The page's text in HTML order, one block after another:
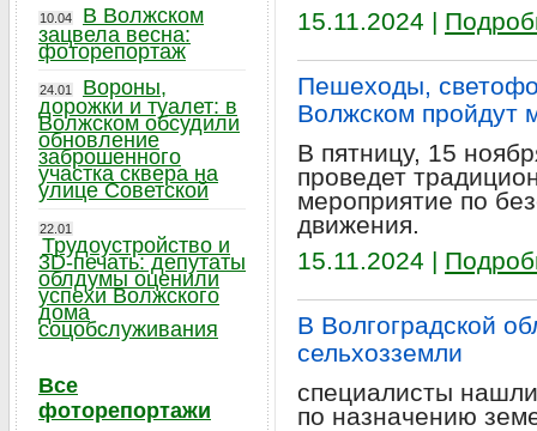
15.11.2024 |
Пешеходы,
Волжском пройдут
В пятницу, 15
проведет
мероприятие по
движения.
15.11.2024 |
В Волгоградской
сельхозземли
специалисты
по назначению
10.04
В Волжском
зацвела весна:
фоторепортаж
24.01
Вороны,
дорожки и туалет: в
Волжском обсудили
обновление
заброшенного
участка сквера на
улице Советской
22.01
Трудоустройство и
3D-печать: депутаты
облдумы оценили
успехи Волжского
дома
соцобслуживания
Все
фоторепортажи